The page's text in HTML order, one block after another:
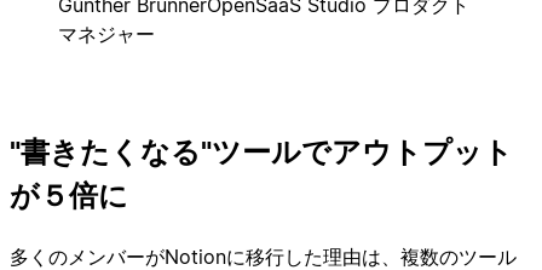
マネジャー
"書きたくなる"ツールでアウトプット
が５倍に
多くのメンバーがNotionに移行した理由は、複数のツール